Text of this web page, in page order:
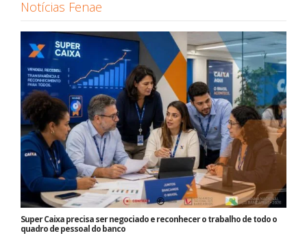
Notícias Fenae
Super Caixa precisa ser negociado e reconhecer o trabalho de todo o
quadro de pessoal do banco